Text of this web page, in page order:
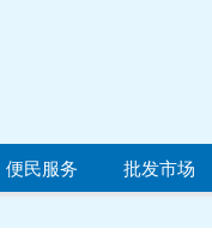
便民服务 批发市场